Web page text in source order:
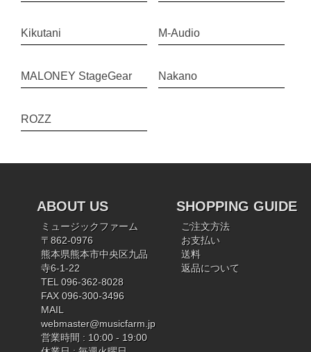
Kikutani M-Audio
MALONEY StageGear Nakano
ROZZ
ABOUT US
ミュージックファーム
〒862-0976
熊本県熊本市中央区九品
寺6-1-22
TEL 096-362-8028
FAX 096-300-3496
MAIL
webmaster@musicfarm.jp
営業時間 : 10:00 - 19:00
SHOPPING GUIDE
ご注文方法
お支払い
送料
返品について